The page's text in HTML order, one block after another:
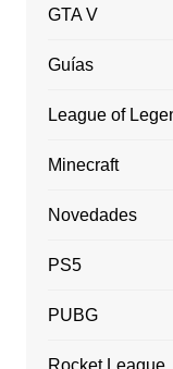
GTA V
Guías
League of
Minecraft
Novedades
PS5
PUBG